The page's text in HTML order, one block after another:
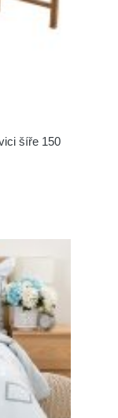
šíře 150